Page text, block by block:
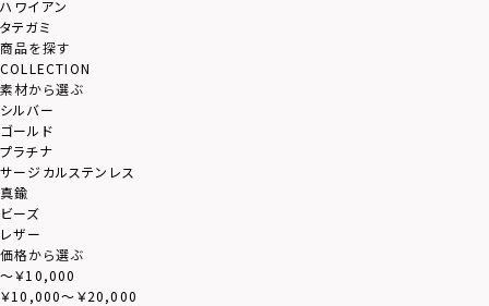
ハワイアン
タテガミ
商品を探す
COLLECTION
素材から選ぶ
シルバー
ゴールド
プラチナ
サージカルステンレス
真鍮
ビーズ
レザー
価格から選ぶ
～￥10,000
￥10,000～￥20,000